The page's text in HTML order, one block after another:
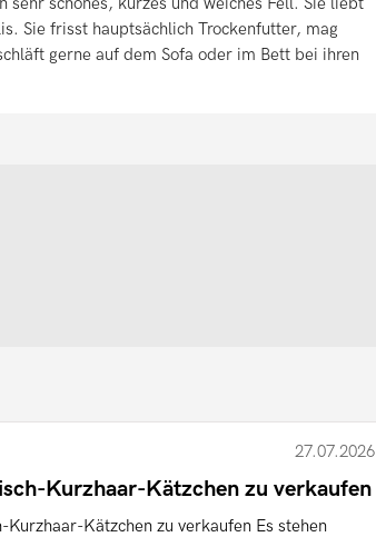
Sie frisst hauptsächlich Trockenfutter, mag
gerne auf dem Sofa oder im Bett bei ihren
27.07.2026
Kurzhaar-Kätzchen zu verkaufen
Kurzhaar-Kätzchen zu verkaufen Es stehen